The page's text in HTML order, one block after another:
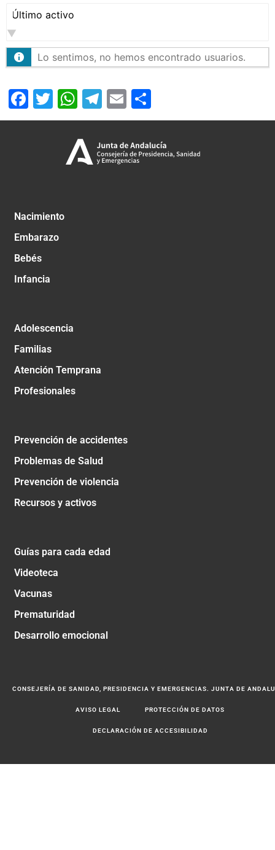
Mostrar:
Lo sentimos, no hemos encontrado usuarios.
Facebook
Twitter
WhatsApp
Telegram
Email
Nacimiento
Embarazo
Bebés
Infancia
Adolescencia
Familias
Atención Temprana
Profesionales
Prevención de accidentes
Problemas de Salud
Prevención de violencia
Recursos y activos
Guías para cada edad
Videoteca
Vacunas
Prematuridad
Desarrollo emocional
CONSEJERÍA DE SANIDAD, PRESIDENCIA Y EMERGENCIAS. JUNTA DE
AVISO LEGAL PROTECCIÓN DE DATOS
DECLARACIÓN DE ACCESIBILIDAD